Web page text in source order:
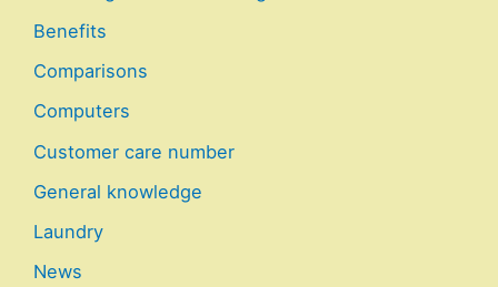
Benefits
Comparisons
Computers
Customer care number
General knowledge
Laundry
News